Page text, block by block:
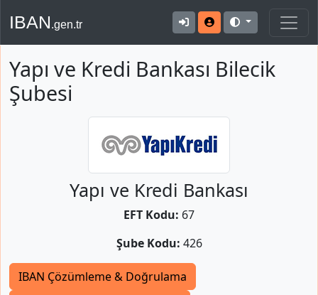
IBAN.gen.tr
Yapı ve Kredi Bankası Bilecik
Şubesi
Yapı ve Kredi Bankası
EFT Kodu: 67
Şube Kodu: 426
IBAN Çözümleme & Doğrulama